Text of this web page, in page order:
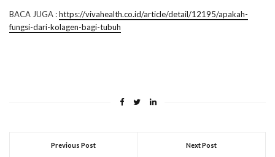
BACA JUGA :https://vivahealth.co.id/article/detail/12195/apakah-
fungsi-dari-kolagen-bagi-tubuh
Previous Post Next Post